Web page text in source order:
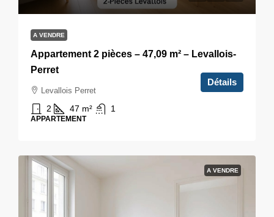
A VENDRE
Appartement 2 pièces – 47,09 m² – Levallois-
Perret
Levallois Perret
2 47 m² 1
APPARTEMENT
Détails
A VENDRE